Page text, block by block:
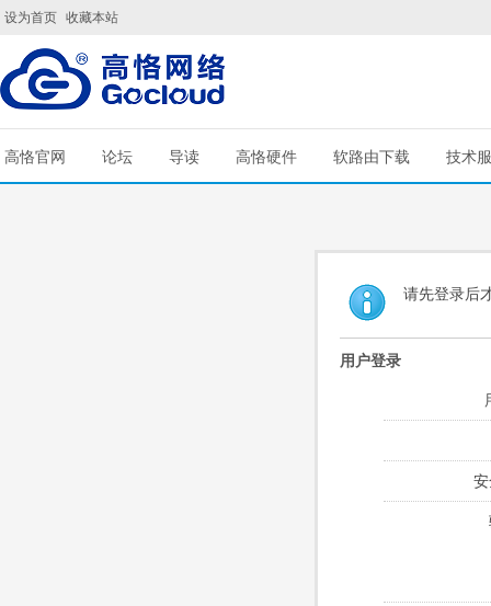
设为首页 收藏本站
高恪官网 论坛 导读 高恪硬件 软路由下载 技术
请先登录后
用户登录